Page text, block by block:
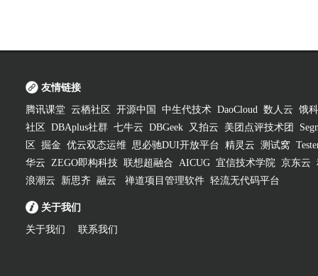
友情链接
腾讯课堂 云栖社区 开源中国 中生代技术 DaoCloud 数人云 饿
社区
DBAplus社群 七牛云 DBGeek 又拍云 美团点评技术团
区
掘金 优云双态运维 思必驰DUI开放平台 精灵云 测试窝
华云 ZEGO即构科技 联想超融合 AICUG 宜信技术学院 京东云
浪潮云
新思齐 融云 禅道项目管理软件 轻流无代码平台
关于我们
关于我们 联系我们